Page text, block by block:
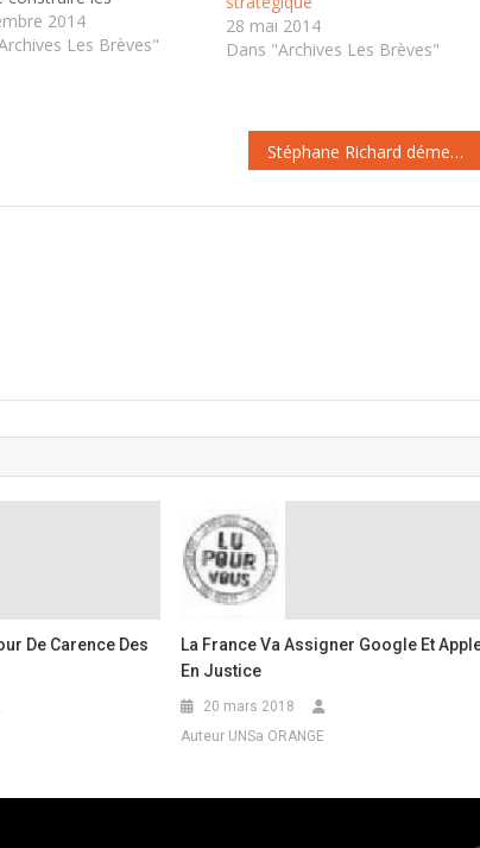
de connectivité
permettre à la France de
2014
Les Brèves"
28 mai 2014
Dans "Archives Les Brèves"
Stéphane Richard dément l’existence d’un vaste plan social chez Orange?
De Carence Des
La France Va Assigner Google Et
En Justice
20 mars 2018
Auteur UNSa ORANGE